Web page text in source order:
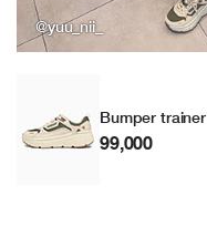
@yuu_nii_
Bumper trainer
99,000